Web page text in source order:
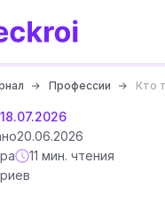
Профессии Кто
18.07.2026
20.06.2026
11 мин. чтения